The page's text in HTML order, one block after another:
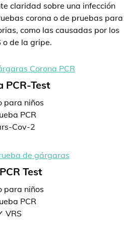
claridad sobre una infección
corona o de pruebas para
como las causadas por los
o de la gripe.
PCR-Test
para niños
PCR
Cov-2
Test
para niños
PCR
VRS